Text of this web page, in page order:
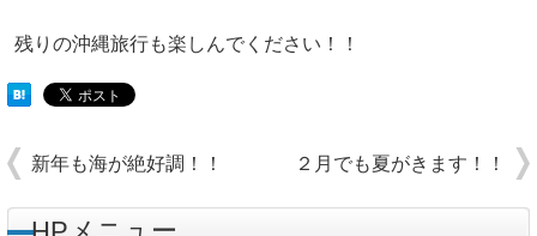
残りの沖縄旅行も楽しんでください！！
新年も海が絶好調！！ ２月でも夏がきます！！